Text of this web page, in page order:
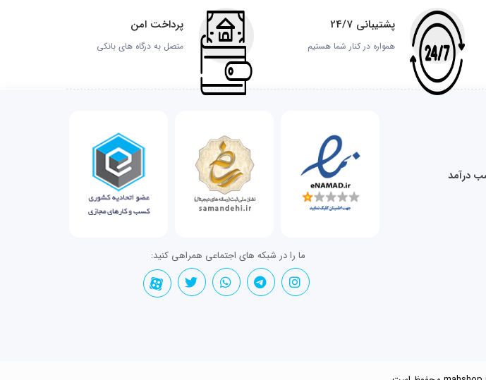
پشتیبانی 24/7
همواره در کنار شما هستیم
پرداخت امن
متصل به درگاه های بانکی
درآمد
ما را در شبکه های اجتماعی همراهی کنید: